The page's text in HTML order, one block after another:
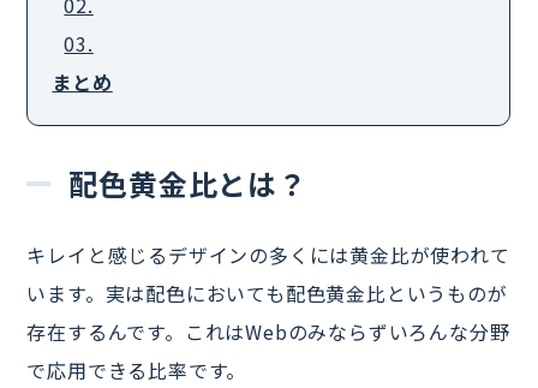
03.
まとめ
配色黄金比とは？
キレイと感じるデザインの多くには黄金比が使われて
います。実は配色においても配色黄金比というものが
存在するんです。これはWebのみならずいろんな分野
で応用できる比率です。